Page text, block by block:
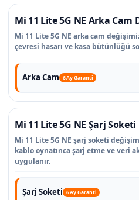
Mi 11 Lite 5G NE Arka Cam
Mi 11 Lite 5G NE arka cam
çevresi hasarı ve kasa bütünlüğü
Arka Cam 6 Ay Garanti
Mi 11 Lite 5G NE Şarj
Mi 11 Lite 5G NE şarj soketi
kablo oynatınca şarj etme ve veri
uygulanır.
Şarj Soketi 6 Ay Garanti